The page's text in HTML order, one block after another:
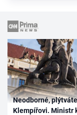
Neodborné,
Klempířovi. Ministr